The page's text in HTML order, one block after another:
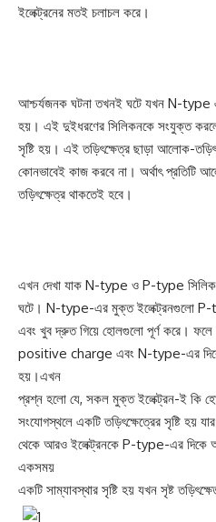
ইলেক্ট্রনের মতই চলাচল করে।
আশ্চর্যজনক ঘটনা তখনই ঘটে যখন N-type
হয়। এই দুইধরণের সিলিকনকে সংযুক্ত
সৃষ্টি হয়। এই তড়িৎক্ষেত্র ছাড়া
কোনভাবেই কাজ করবে না। অর্থাৎ প্রতিটি
তড়িৎক্ষেত্র থাকতেই হবে।
এখন দেখা যাক N-type ও P-type
ঘটে। N-type-এর মুক্ত ইলেক্ট্রনগুলো P-
এবং খুব দ্রুত গিয়ে হোলগুলো পূর্ণ করে।
positive charge এবং N-type-এর
হয়।এখন
প্রশ্ন হলো যে, সকল মুক্ত ইলেক্ট্রন-ই কি
সংযোগস্থলে একটি তড়িৎক্ষেত্রের সৃষ্টি হয়
থেকে আরও ইলেক্ট্রনকে P-type-এর দিকে
একসময়
একটি সাম্যাবস্থার সৃষ্টি হয় যখন সৃষ্ট